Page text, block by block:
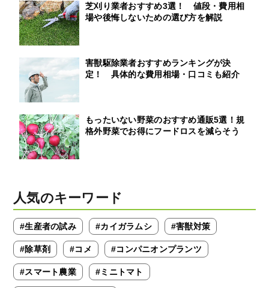
芝刈り業者おすすめ3選！ 値段・費用相
場や後悔しないための選び方を解説
害獣駆除業者おすすめランキングが決
定！ 具体的な費用相場・口コミも紹介
もったいない野菜のおすすめ通販5選！規
格外野菜でお得にフードロスを減らそう
人気のキーワード
#生産者の試み #カイガラムシ #害獣対策
#除草剤 #コメ #コンパニオンプランツ
#スマート農業 #ミニトマト